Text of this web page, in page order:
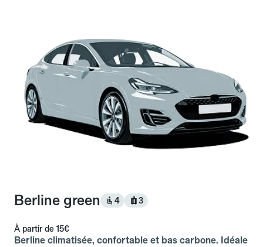
Berline green 4 3
À partir de 15€
Berline climatisée, confortable et bas carbone. Idéale